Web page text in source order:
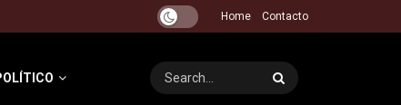
Home Contacto